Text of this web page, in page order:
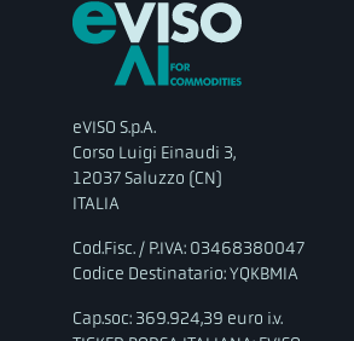
eVISO S.p.A.
Corso Luigi Einaudi 3,
12037 Saluzzo (CN)
ITALIA
Cod.Fisc. / P.IVA: 03468380047
Codice Destinatario: YQKBMIA
Cap.soc: 369.924,39 euro i.v.